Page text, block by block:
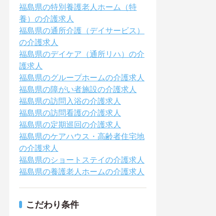
福島県の特別養護老人ホーム（特
養）の介護求人
福島県の通所介護（デイサービス）
の介護求人
福島県のデイケア（通所リハ）の介
護求人
福島県のグループホームの介護求人
福島県の障がい者施設の介護求人
福島県の訪問入浴の介護求人
福島県の訪問看護の介護求人
福島県の定期巡回の介護求人
福島県のケアハウス・高齢者住宅地
の介護求人
福島県のショートステイの介護求人
福島県の養護老人ホームの介護求人
こだわり条件